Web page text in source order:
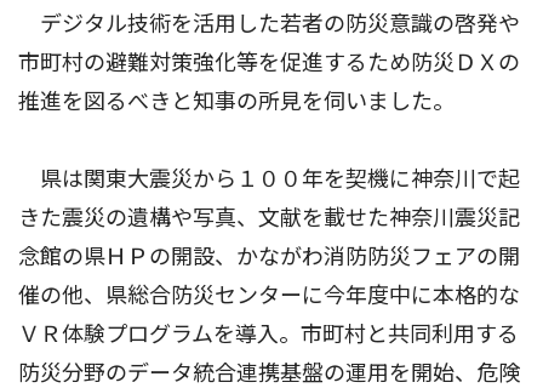
デジタル技術を活用した若者の防災意識の啓発や
市町村の避難対策強化等を促進するため防災ＤＸの
推進を図るべきと知事の所見を伺いました。
県は関東大震災から１００年を契機に神奈川で起
きた震災の遺構や写真、文献を載せた神奈川震災記
念館の県ＨＰの開設、かながわ消防防災フェアの開
催の他、県総合防災センターに今年度中に本格的な
ＶＲ体験プログラムを導入。市町村と共同利用する
防災分野のデータ統合連携基盤の運用を開始、危険